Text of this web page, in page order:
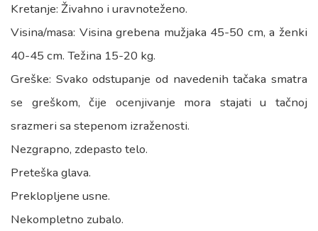
Kretanje: Živahno i uravnoteženo.
Visina/masa: Visina grebena mužjaka 45-50 cm, a ženki
40-45 cm. Težina 15-20 kg.
Greške: Svako odstupanje od navedenih tačaka smatra
se greškom, čije ocenjivanje mora stajati u tačnoj
srazmeri sa stepenom izraženosti.
Nezgrapno, zdepasto telo.
Preteška glava.
Preklopljene usne.
Nekompletno zubalo.